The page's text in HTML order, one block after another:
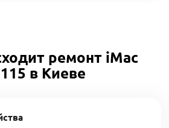
ремонт iMac
в Киеве